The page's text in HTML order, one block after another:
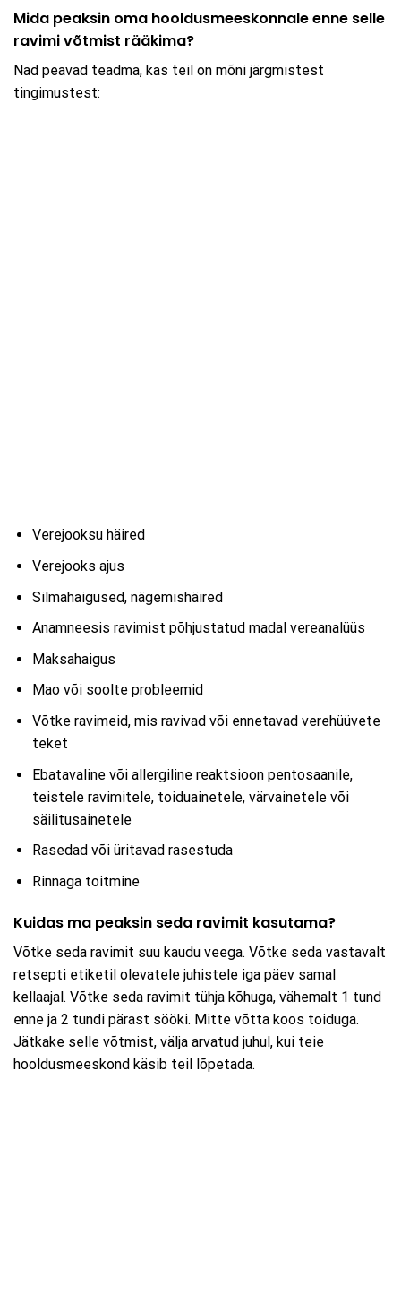
Mida peaksin oma hooldusmeeskonnale enne selle
ravimi võtmist rääkima?
Nad peavad teadma, kas teil on mõni järgmistest
tingimustest:
Verejooksu häired
Verejooks ajus
Silmahaigused, nägemishäired
Anamneesis ravimist põhjustatud madal vereanalüüs
Maksahaigus
Mao või soolte probleemid
Võtke ravimeid, mis ravivad või ennetavad verehüüvete
teket
Ebatavaline või allergiline reaktsioon pentosaanile,
teistele ravimitele, toiduainetele, värvainetele või
säilitusainetele
Rasedad või üritavad rasestuda
Rinnaga toitmine
Kuidas ma peaksin seda ravimit kasutama?
Võtke seda ravimit suu kaudu veega. Võtke seda vastavalt
retsepti etiketil olevatele juhistele iga päev samal
kellaajal. Võtke seda ravimit tühja kõhuga, vähemalt 1 tund
enne ja 2 tundi pärast sööki. Mitte võtta koos toiduga.
Jätkake selle võtmist, välja arvatud juhul, kui teie
hooldusmeeskond käsib teil lõpetada.